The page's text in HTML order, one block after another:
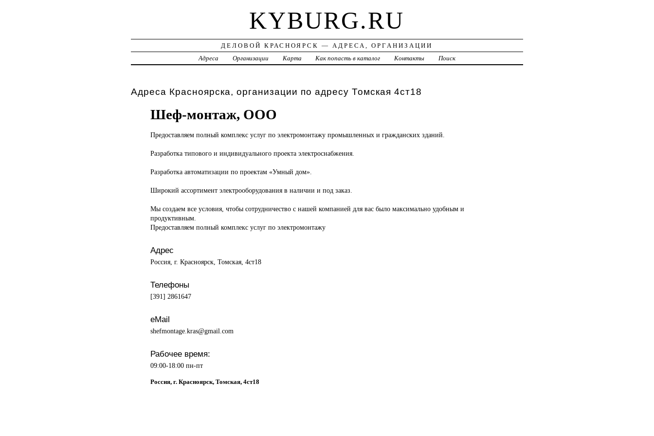
KYBURG.RU
ДЕЛОВОЙ КРАСНОЯРСК — АДРЕСА, ОРГАНИЗАЦИИ
Адреса
Организации Карта Как попасть в каталог Контакты Поиск
Адреса Красноярска, организации по адресу Томская 4ст18
Шеф-монтаж, ООО
Предоставляем полный комплекс услуг по электромонтажу промышленных и гражданских зданий.
Разработка типового и индивидуального проекта электроснабжения.
Разработка автоматизации по проектам «Умный дом».
Широкий ассортимент электрооборудования в наличии и под заказ.
Мы создаем все условия, чтобы сотрудничество с нашей компанией для вас было максимально удобным и
продуктивным.
Предоставляем полный комплекс услуг по электромонтажу
Адрес
Россия, г. Красноярск, Томская, 4ст18
Телефоны
[391] 2861647
eMail
shefmontage.kras@gmail.com
Рабочее время:
09:00-18:00 пн-пт
Россия, г. Красноярск, Томская, 4ст18